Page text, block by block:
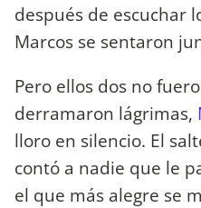
después de escuchar
Marcos se sentaron
Pero ellos dos no
derramaron lágrimas,
lloro en silencio. El
contó a nadie que le
el que más alegre se